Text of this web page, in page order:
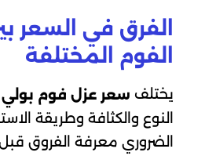
الفرق في السعر
الفوم المختلفة
يختلف سعر عزل فوم بولي
النوع والكثافة وطريقة
الضروري معرفة الفروق قبل